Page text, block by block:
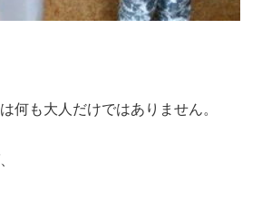
何も大人だけではありません。